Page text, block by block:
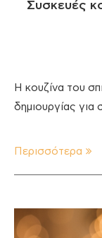
Συσκευές
Η κουζίνα του
δημιουργίας για
Περισσότερα